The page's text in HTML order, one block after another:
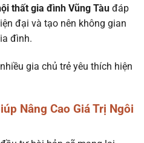
thất gia đình Vũng Tàu đáp
đại và tạo nên không gian
đình.
gia chủ trẻ yêu thích hiện
Nâng Cao Giá Trị Ngôi